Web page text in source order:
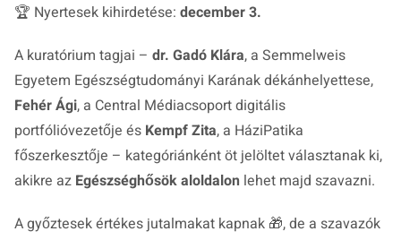
🏆 Nyertesek kihirdetése: december 3.
A kuratórium tagjai – dr. Gadó Klára, a Semmelweis
Egyetem Egészségtudományi Karának dékánhelyettese,
Fehér Ági, a Central Médiacsoport digitális
portfólióvezetője és Kempf Zita, a HáziPatika
főszerkesztője – kategóriánként öt jelöltet választanak ki,
akikre az Egészséghősök aloldalon lehet majd szavazni.
A győztesek értékes jutalmakat kapnak 🎁, de a szavazók